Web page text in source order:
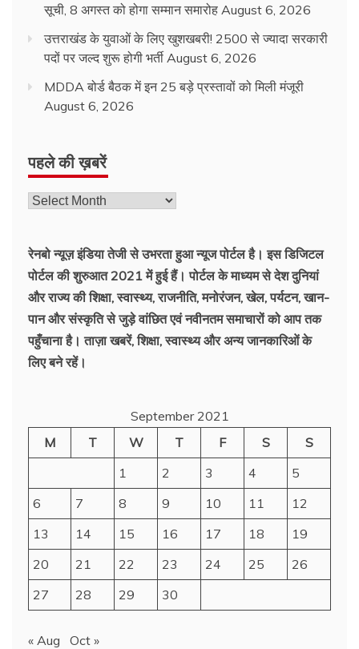
सूची, 8 अगस्त को होगा सम्मान समारोह August 6, 2026
उत्तराखंड के युवाओं के लिए खुशखबरी! 2500 से ज्यादा सरकारी
पदों पर जल्द शुरू होगी भर्ती August 6, 2026
MDDA बोर्ड बैठक में इन 25 बड़े प्रस्तावों को मिली मंजूरी
August 6, 2026
पहले की ख़बरें
रेनबो न्यूज़ इंडिया तेजी से उभरता हुआ न्‍यूज पोर्टल है। इस डिजिटल
पोर्टल की शुरुआत 2021 में हुई हैं। पोर्टल के माध्यम से देश दुनियां
और राज्य की शिक्षा, स्वास्थ्य, राजनीति, मनोरंजन, खेल, पर्यटन, खान-
पान और संस्कृति से जुड़े वांछित एवं नवीनतम समाचारों को आप तक
पहुँचाना है। ताज़ा खबरें, शिक्षा, स्वास्थ्य और अन्य जानकारिओं के
लिए बने रहें।
September 2021
M
T W T F S
S
1
2 3 4
5
6
7 8 9 10 11
12
13
14 15 16 17 18
19
20
21 22 23 24 25
26
27
28 29 30
« Aug Oct »